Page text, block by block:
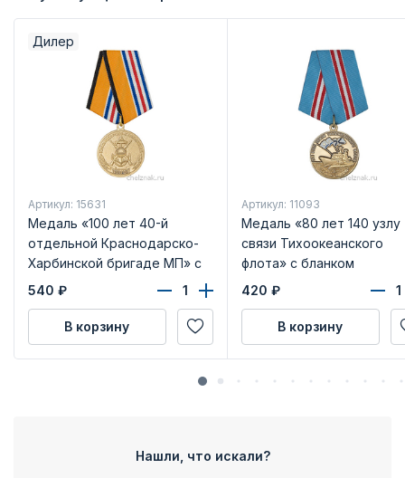
Дилер
Артикул: 15631
Медаль «100 лет 40-й
отдельной Краснодарско-
Харбинской бригаде МП» с
бланком удостоверения
540 ₽
В корзину
Артикул: 11093
Медаль «80 лет 140 узлу
связи Тихоокеанского
флота» с бланком
удостоверения
420 ₽
В корзину
Нашли, что искали?